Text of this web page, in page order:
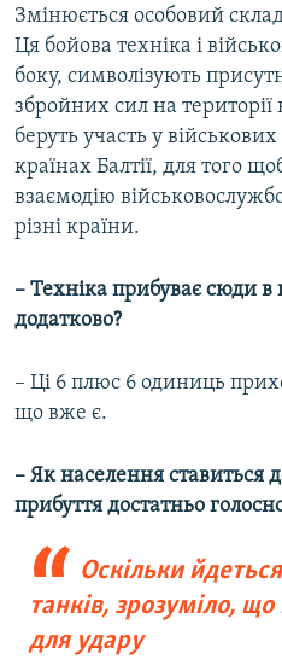
Змінюється особовий
Ця бойова техніка і
боку, символізують
збройних сил на території
беруть участь у
країнах Балтії, для того
взаємодію
різні країни.
– Техніка прибуває сюди в
додатково?
– Ці 6 плюс 6 одиниць
що вже є.
– Як населення ставиться
прибуття достатньо
Оскільки
танків, зрозуміло,
для удару